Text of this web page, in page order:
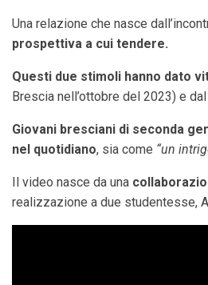
Una relazione che nasce
prospettiva a cui tendere.
Questi due stimoli hanno dato
Brescia nell’ottobre del 2023) e dal
Giovani bresciani di seconda
nel quotidiano, sia come “un
Il video nasce da una
realizzazione a due studentesse,